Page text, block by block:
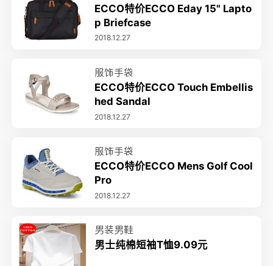
ECCO特价ECCO Eday 15" Lapto
p Briefcase
2018.12.27
服饰手袋
ECCO特价ECCO Touch Embellis
hed Sandal
2018.12.27
服饰手袋
ECCO特价ECCO Mens Golf Cool
Pro
2018.12.27
男装男鞋
男士纯棉短袖T恤9.09元